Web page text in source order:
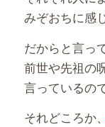
みぞおちに感
だからと言っ
前世や先祖の
言っているの
それどころか、